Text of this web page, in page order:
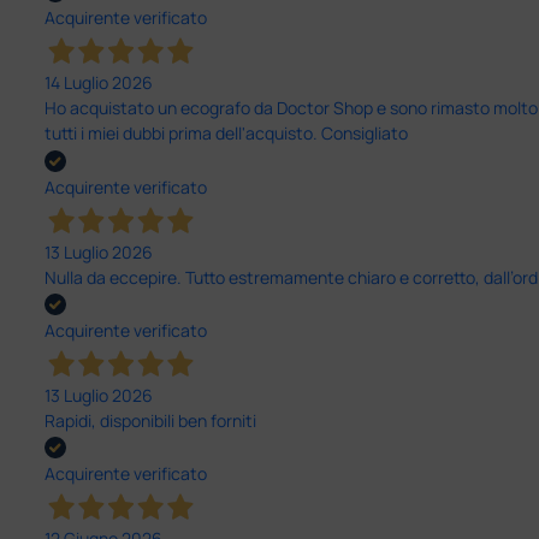
Acquirente verificato
14 Luglio 2026
Ho acquistato un ecografo da Doctor Shop e sono rimasto
tutti i miei dubbi prima dell'acquisto. Consigliato
Acquirente verificato
13 Luglio 2026
Nulla da eccepire. Tutto estremamente chiaro e corretto,
Acquirente verificato
13 Luglio 2026
Rapidi, disponibili ben forniti
Acquirente verificato